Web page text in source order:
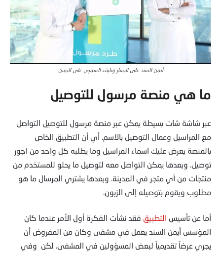
أيمن السند على اليسار ونايف السمري على اليمين
ما هي منصة مرسول للتوصيل
عبر شاشة شات بسيطة يمكن عبر منصة مرسول للتوصيل التواصل
مع المراسيل وعمال التوصيل بالاسم. أي أن التطبيق الخاص
بالمنصة يعرض عليك اسماء المراسيل وما يطلبه كل واحد من اجور
توصيل. وبعدها يمكن التواصل معه لتوصيل ما يحلو للمستخدم من
منتجات من أي متجر في المدينة. وبعدها يشتري المرسال ما هو
مطلوب ويقوم بتوصيله إلى الزبون.
أما عن تأسيس التطبيق فقد نشأت الفكرة أول الأمر عندما كان
المؤسس أيمن السند يعمل في مشفى وكان من المفروض أن
يجري عرضاً تقديمياً لبعض المسؤولين في المشفى. لكن وفي